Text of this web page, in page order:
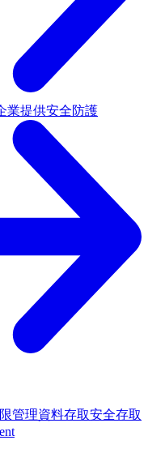
業提供安全防護
管理資料存取安全存取